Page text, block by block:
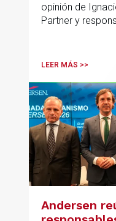
opinión de
Partner y
LEER MÁS >>
Andersen